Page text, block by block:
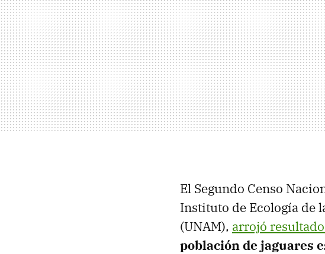
El Segundo Censo
Instituto de Ecología de
(UNAM), arrojó
población de jaguares